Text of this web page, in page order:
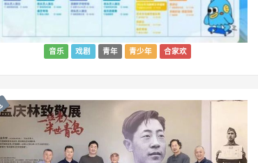
音乐 戏剧 青年 青少年 合家欢